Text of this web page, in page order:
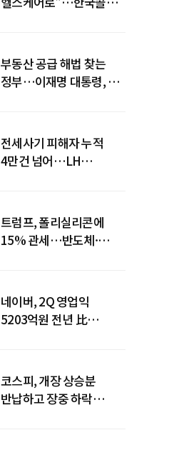
부동산 공급 해법 찾는
정부…이재명 대통령, 2차
전세사기 피해자 누적
4만건 넘어…LH
트럼프, 폴리실리콘에
15% 관세…반도체·
네이버, 2Q 영업익
5203억원 전년 比
코스피, 개장 상승분
반납하고 장중 하락